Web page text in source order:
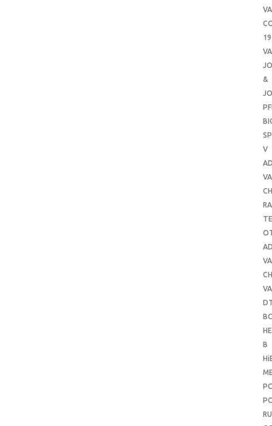
19
&
V
B